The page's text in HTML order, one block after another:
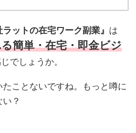
ラットの在宅ワーク副業』 は
簡単・在宅・即金ビジ
でしょうか。
ことないですね。もっと噂に
？